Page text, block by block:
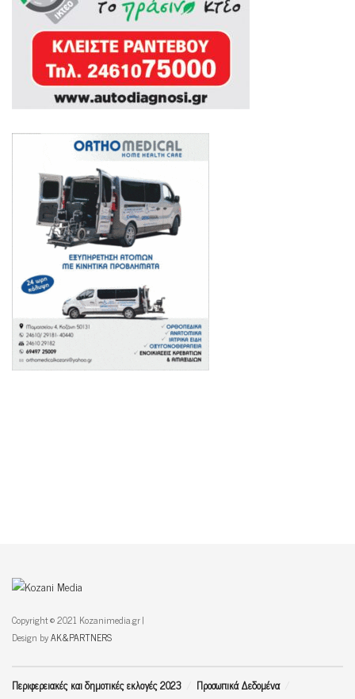
Copyright © 2021 Kozanimedia.gr |
Design byAK&PARTNERS
Περιφερειακές και δημοτικές εκλογές 2023 Προσωπικά Δεδομένα